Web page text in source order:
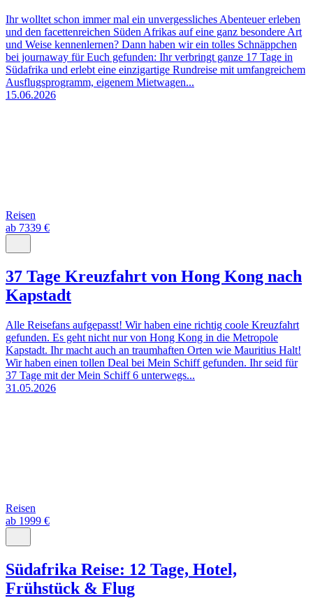
Ihr wolltet schon immer mal ein unvergessliches Abenteuer erleben
und den facettenreichen Süden Afrikas auf eine ganz besondere Art
und Weise kennenlernen? Dann haben wir ein tolles Schnäppchen
bei journaway für Euch gefunden: Ihr verbringt ganze 17 Tage in
Südafrika und erlebt eine einzigartige Rundreise mit umfangreichem
Ausflugsprogramm, eigenem Mietwagen...
15.06.2026
Reisen
ab 7339 €
37 Tage Kreuzfahrt von Hong Kong nach
Kapstadt
Alle Reisefans aufgepasst! Wir haben eine richtig coole Kreuzfahrt
gefunden. Es geht nicht nur von Hong Kong in die Metropole
Kapstadt. Ihr macht auch an traumhaften Orten wie Mauritius Halt!
Wir haben einen tollen Deal bei Mein Schiff gefunden. Ihr seid für
37 Tage mit der Mein Schiff 6 unterwegs...
31.05.2026
Reisen
ab 1999 €
Südafrika Reise: 12 Tage, Hotel,
Frühstück & Flug